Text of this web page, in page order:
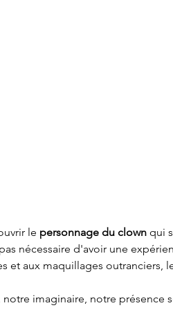
le personnage du clown qui
nécessaire d'avoir une
et aux maquillages outranciers,
imaginaire, notre présence